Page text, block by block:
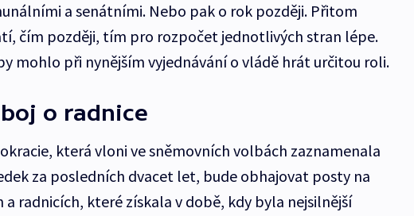
a senátními. Nebo pak o rok později. Přitom
čím později, tím pro rozpočet jednotlivých stran lépe.
mohlo při nynějším vyjednávání o vládě hrát určitou roli.
o radnice
která vloni ve sněmovních volbách zaznamenala
za posledních dvacet let, bude obhajovat posty na
a radnicích, které získala v době, kdy byla nejsilnější